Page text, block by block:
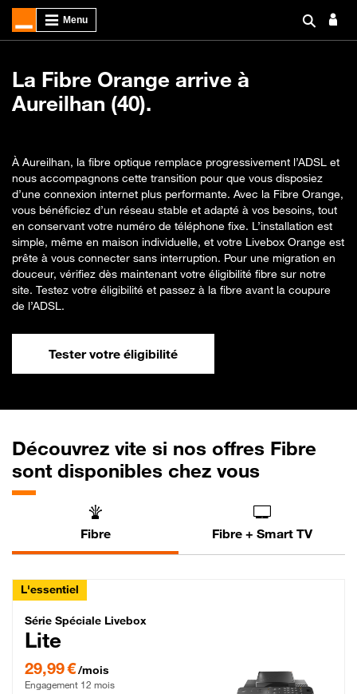
La Fibre Orange arrive à
Aureilhan (40).
À Aureilhan, la fibre optique remplace progressivement l’ADSL et
nous accompagnons cette transition pour que vous disposiez
d’une connexion internet plus performante. Avec la Fibre Orange,
vous bénéficiez d’un réseau stable et adapté à vos besoins, tout
en conservant votre numéro de téléphone fixe. L’installation est
simple, même en maison individuelle, et votre Livebox Orange est
prête à vous connecter sans interruption. Pour une migration en
douceur, vérifiez dès maintenant votre éligibilité fibre sur notre
site. Testez votre éligibilité et passez à la fibre avant la coupure
de l’ADSL.
Tester votre éligibilité
Découvrez vite si nos offres Fibre
sont disponibles chez vous
Fibre Fibre + Smart TV
L'essentiel
Série Spéciale Livebox Lite Fibre
Série Spéciale Livebox
Lite
29,99 €/mois
Engagement 12 mois